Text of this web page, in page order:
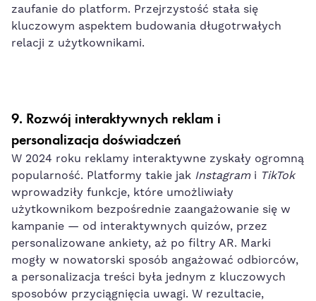
zaufanie do platform. Przejrzystość stała się
kluczowym aspektem budowania długotrwałych
relacji z użytkownikami.
9. Rozwój interaktywnych reklam i
personalizacja doświadczeń
W 2024 roku reklamy interaktywne zyskały ogromną
popularność. Platformy takie jak Instagrami TikTok
wprowadziły funkcje, które umożliwiały
użytkownikom bezpośrednie zaangażowanie się w
kampanie — od interaktywnych quizów, przez
personalizowane ankiety, aż po filtry AR. Marki
mogły w nowatorski sposób angażować odbiorców,
a personalizacja treści była jednym z kluczowych
sposobów przyciągnięcia uwagi. W rezultacie,